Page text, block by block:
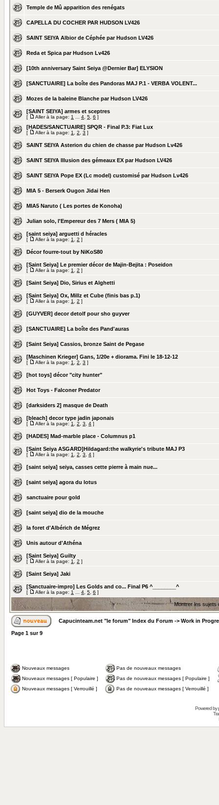
Temple de Mû apparition des renégats
CAPELLA DU COCHER PAR HUDSON LV426
SAINT SEIYA Albior de Céphée par Hudson LV426
Reda et Spica par Hudson Lv426
[10th anniversary Saint Seiya @Dernier Bar] ELYSION
[SANCTUAIRE] La boîte des Pandoras MAJ P.1 - VERBA VOLENT...
Mozes de la baleine Blanche par Hudson LV426
[SAINT SEIYA] armes et sceptres
[ Aller à la page: 1 4 5 6 ]
[HADES/SANCTUAIRE] SPQR - Final P.3: Fiat Lux
[ Aller à la page: 1 2 3 ]
SAINT SEIYA Asterion du chien de chasse par Hudson Lv426
SAINT SEIYA Illusion des gémeaux EX par Hudson LV426
SAINT SEIYA Pope EX (Lc model) customisé par Hudson Lv426
MIA 5 - Berserk Ougon Jidai Hen
MIA5 Naruto ( Les portes de Konoha)
Julian solo, l'Empereur des 7 Mers ( MIA 5)
[saint seiya] arguetti d héracles
[ Aller à la page: 1 2 ]
Décor fourre-tout by NiKoS80
[Saint Seiya] Le premier décor de Majin-Bejita : Poseidon
[ Aller à la page: 1 2 ]
[Saint Seiya] Dio, Sirius et Alghetti
[Saint Seiya] Ox, Millz et Cube (finis bas p.1)
[ Aller à la page: 1 2 ]
[GUYVER] decor detolf pour sho guyver
[SANCTUAIRE] La boîte des Pand'auras
[Saint Seiya] Cassios, bronze Saint de Pegase
[Maschinen Krieger] Gans, 1/20e + diorama. Fini le 18-12-12
[ Aller à la page: 1 2 3 ]
[hot toys] décor "city hunter"
Hot Toys - Falconer Predator
[darksiders 2] masque de Death
[bleach] decor type jadin japonais
[ Aller à la page: 1 2 3 4 ]
[HADES] Mad-marble place - Columnus p1
[Saint Seiya ASGARD]Hildagard:the walkyrie's tribute MAJ P3
[ Aller à la page: 1 2 3 4 ]
[saint seiya] seiya, casses cette pierre à main nue...
[saint seiya] agora du lotus
sanctuaire pour gold
[saint seiya] dio de la mouche
la foret d'Albérich de Mégrez
Unis autour d'Athéna
[Saint Seiya] Guilty
[ Aller à la page: 1 2 ]
[Saint Seiya] Jaki
[Sanctuaire-impro] Les Golds and co... Final P6 ^________^
[ Aller à la page: 1 4 5 6 ]
Montrer les sujets
Capucinteam.net "le forum" Index du Forum -> Work in
Page 1 sur9
Nouveaux messages
Pas de nouveaux messages
Nouveaux messages [ Populaire ]
Pas de nouveaux messages [ Populaire ]
Nouveaux messages [ Verrouillé ]
Pas de nouveaux messages [ Verrouillé ]
Powered by